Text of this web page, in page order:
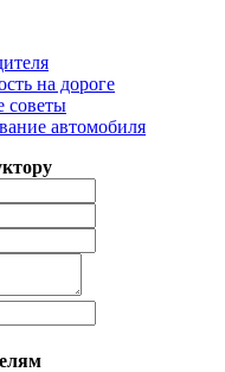
на дороге
советы
автомобиля